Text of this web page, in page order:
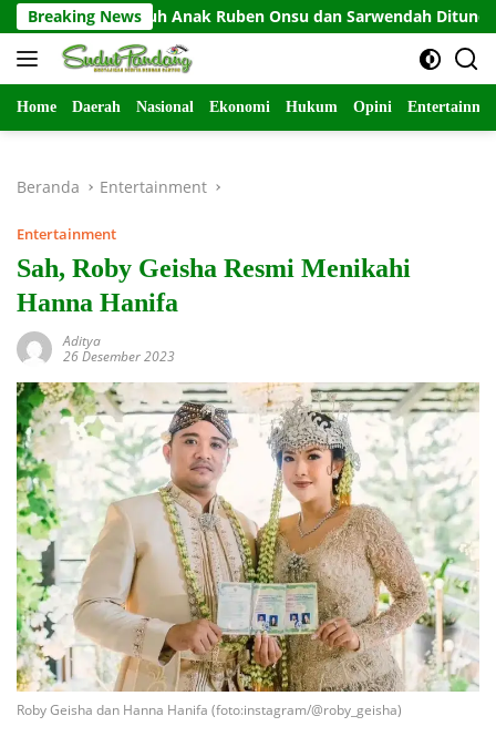
Langsung
ke
konten
Breaking News
Hak Asuh Anak Ruben Onsu dan Sarwendah Ditunda, Ini
Home Daerah Nasional Ekonomi Hukum Opini
Beranda Entertainment
Entertainment
Sah, Roby Geisha Resmi Menikahi
Hanna Hanifa
Aditya
26 Desember 2023
Roby Geisha dan Hanna Hanifa (foto:instagram/@roby_geisha)